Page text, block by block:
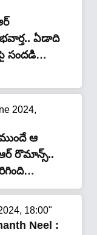
ఏడాది
సంద‌డి
2024,
ఆ
రొమాన్స్..
18:00"
Neel :